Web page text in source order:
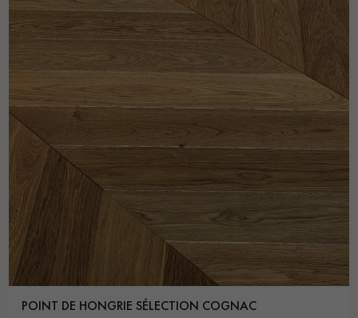
POINT DE HONGRIE SÉLECTION COGNAC